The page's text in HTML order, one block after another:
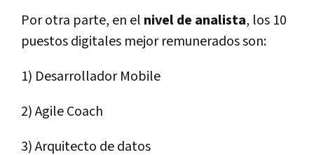
Por otra parte, en el nivel de analista, los 10
puestos digitales mejor remunerados son:
1) Desarrollador Mobile
2) Agile Coach
3) Arquitecto de datos